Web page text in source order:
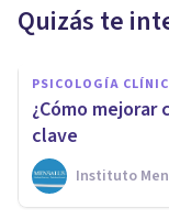
Quizás te
PSICOLOGÍA
¿Cómo mejorar
clave
Instituto